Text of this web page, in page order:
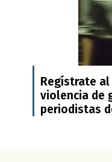
Regístrate al
violencia de
periodistas